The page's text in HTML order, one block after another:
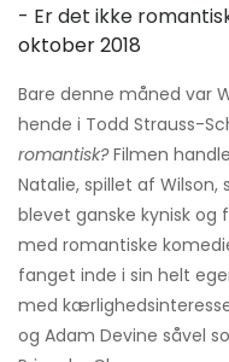
- Er det ikke
oktober 2018
Bare denne måned var
hende i Todd Strauss-
romantisk?Filmen
Natalie, spillet af
blevet ganske kynisk
med romantiske
fanget inde i sin helt
med
og Adam Devine såvel